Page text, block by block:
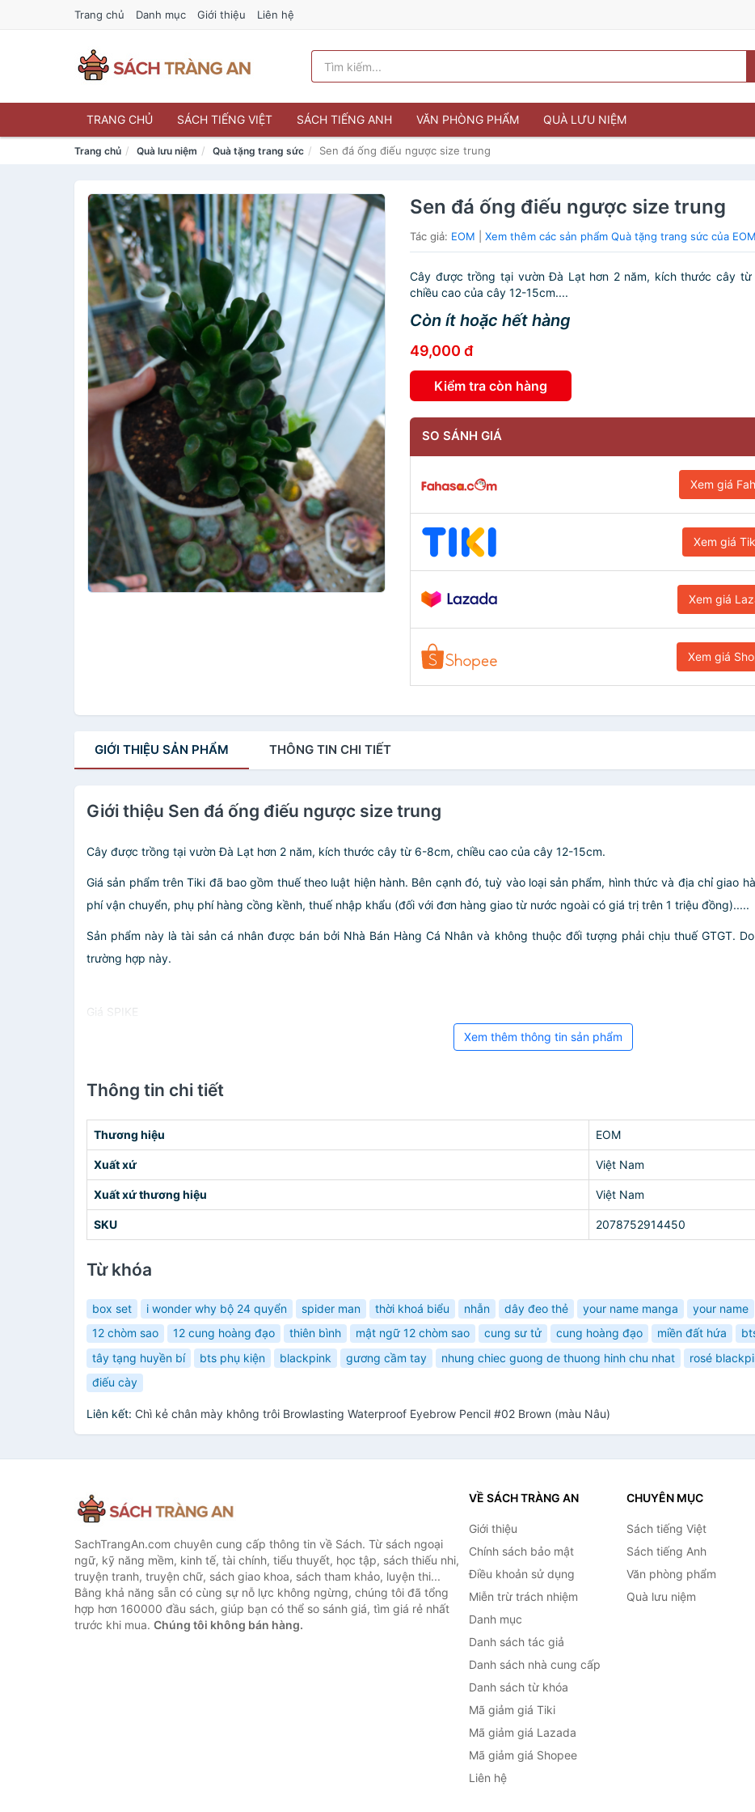
Trang chủ Danh mục Giới thiệu Liên hệ
TRANG CHỦ SÁCH TIẾNG VIỆT SÁCH TIẾNG ANH VĂN PHÒNG PHẨM QUÀ LƯU NIỆM
Trang chủ Quà lưu niệm Quà tặng trang sức Sen đá ống điếu ngược size trung
Sen đá ống điếu ngược size trung
Tác giả: EOM |Xem thêm các sản phẩm Quà tặng trang sức của EOM
Cây được trồng tại vườn Đà Lạt hơn 2 năm, kích thước cây từ
chiều cao của cây 12-15cm....
Còn ít hoặc hết hàng
49,000 đ
Kiểm tra còn hàng
SO SÁNH GIÁ
Xem giá
Xem giá
Xem giá
Xem giá
GIỚI THIỆU SẢN PHẨM THÔNG TIN CHI TIẾT
Giới thiệu Sen đá ống điếu ngược size trung
Cây được trồng tại vườn Đà Lạt hơn 2 năm, kích thước cây từ 6-8cm, chiều cao của cây 12-15cm.
Giá sản phẩm trên Tiki đã bao gồm thuế theo luật hiện hành. Bên cạnh đó, tuỳ vào loại sản phẩm, hình thức và địa chỉ giao
phí vận chuyển, phụ phí hàng cồng kềnh, thuế nhập khẩu (đối với đơn hàng giao từ nước ngoài có giá trị trên 1 triệu đồng).....
Sản phẩm này là tài sản cá nhân được bán bởi Nhà Bán Hàng Cá Nhân và không thuộc đối tượng phải chịu thuế GTGT.
trường hợp này.
Giá SPIKE
Xem thêm thông tin sản phẩm
Thông tin chi tiết
Thương hiệu EOM
Xuất xứ Việt Nam
Xuất xứ thương hiệu Việt Nam
SKU 2078752914450
Từ khóa
box set i wonder why bộ 24 quyển spider man thời khoá biểu nhẫn dây đeo thẻ your name manga your name
12 chòm sao
12 cung hoàng đạo thiên bình mật ngữ 12 chòm sao cung sư tử cung hoàng đạo miền đất hứa
tây tạng huyền bí
bts phụ kiện blackpink gương cầm tay nhung chiec guong de thuong hinh chu nhat rosé
điếu cày
Liên kết: Chì kẻ chân mày không trôi Browlasting Waterproof Eyebrow Pencil #02 Brown (màu Nâu)
SachTrangAn.com chuyên cung cấp thông tin về Sách. Từ sách ngoại
ngữ, kỹ năng mềm, kinh tế, tài chính, tiểu thuyết, học tập, sách thiếu nhi,
truyện tranh, truyện chữ, sách giao khoa, sách tham khảo, luyện thi...
Bằng khả năng sẵn có cùng sự nỗ lực không ngừng, chúng tôi đã tổng
hợp hơn 160000 đầu sách, giúp bạn có thể so sánh giá, tìm giá rẻ nhất
trước khi mua. Chúng tôi không bán hàng.
VỀ SÁCH TRÀNG AN
Giới thiệu
Chính sách bảo mật
Điều khoản sử dụng
Miễn trừ trách nhiệm
Danh mục
Danh sách tác giả
Danh sách nhà cung cấp
Danh sách từ khóa
Mã giảm giá Tiki
Mã giảm giá Lazada
Mã giảm giá Shopee
Liên hệ
CHUYÊN MỤC
Sách tiếng Việt
Sách tiếng Anh
Văn phòng phẩm
Quà lưu niệm